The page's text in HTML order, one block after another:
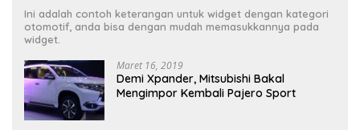
Ini adalah contoh keterangan untuk widget dengan kategori
otomotif, anda bisa dengan mudah memasukkannya pada
widget.
Maret 16, 2019
Demi Xpander, Mitsubishi Bakal
Mengimpor Kembali Pajero Sport